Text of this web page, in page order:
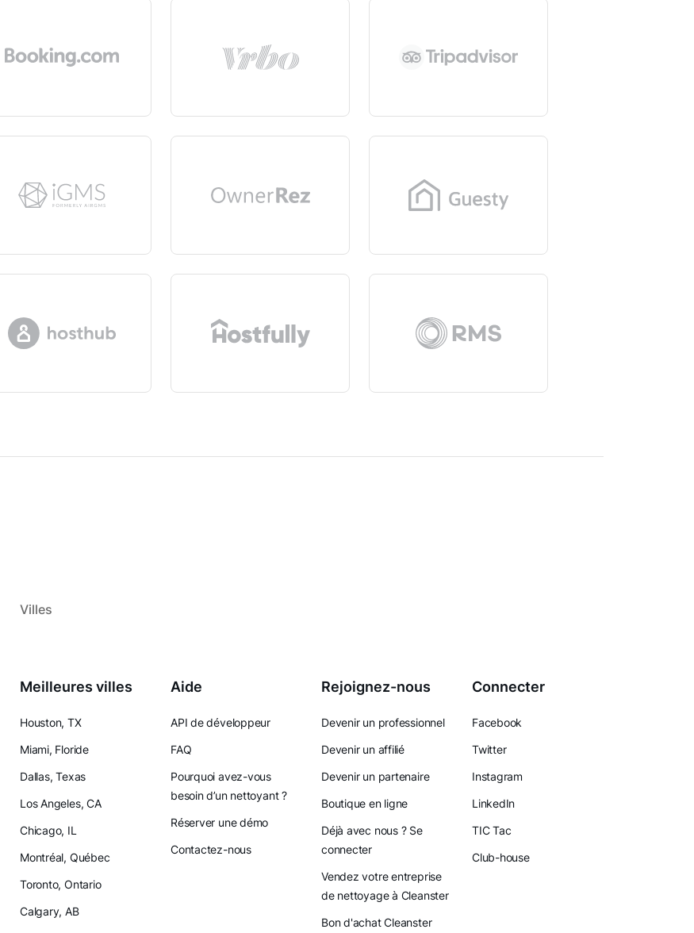
Villes
Meilleures villes
Houston, TX
Miami, Floride
Dallas, Texas
Los Angeles, CA
Chicago, IL
Montréal, Québec
Toronto, Ontario
Calgary, AB
Aide
API de développeur
FAQ
Pourquoi avez-vous
besoin d’un nettoyant ?
Réserver une démo
Contactez-nous
Rejoignez-nous
Devenir un professionnel
Devenir un affilié
Devenir un partenaire
Boutique en ligne
Déjà avec nous ? Se
connecter
Vendez votre entreprise
de nettoyage à Cleanster
Bon d'achat Cleanster
Connecter
Facebook
Twitter
Instagram
LinkedIn
TIC Tac
Club-house